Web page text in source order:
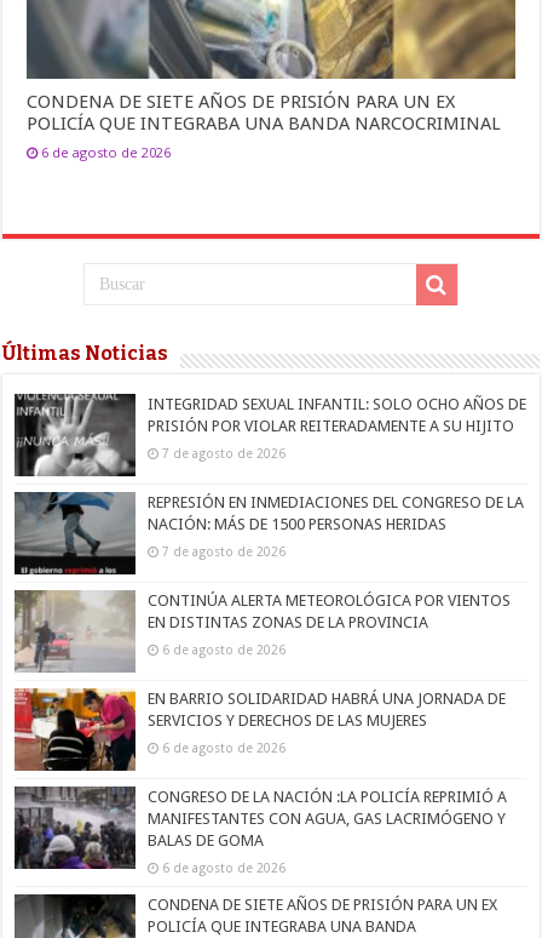
CONDENA DE SIETE AÑOS DE PRISIÓN PARA UN EX
POLICÍA QUE INTEGRABA UNA BANDA NARCOCRIMINAL
6 de agosto de 2026
Últimas Noticias
INTEGRIDAD SEXUAL INFANTIL: SOLO OCHO AÑOS DE
PRISIÓN POR VIOLAR REITERADAMENTE A SU HIJITO
7 de agosto de 2026
REPRESIÓN EN INMEDIACIONES DEL CONGRESO DE LA
NACIÓN: MÁS DE 1500 PERSONAS HERIDAS
7 de agosto de 2026
CONTINÚA ALERTA METEOROLÓGICA POR VIENTOS
EN DISTINTAS ZONAS DE LA PROVINCIA
6 de agosto de 2026
EN BARRIO SOLIDARIDAD HABRÁ UNA JORNADA DE
SERVICIOS Y DERECHOS DE LAS MUJERES
6 de agosto de 2026
CONGRESO DE LA NACIÓN :LA POLICÍA REPRIMIÓ A
MANIFESTANTES CON AGUA, GAS LACRIMÓGENO Y
BALAS DE GOMA
6 de agosto de 2026
CONDENA DE SIETE AÑOS DE PRISIÓN PARA UN EX
POLICÍA QUE INTEGRABA UNA BANDA